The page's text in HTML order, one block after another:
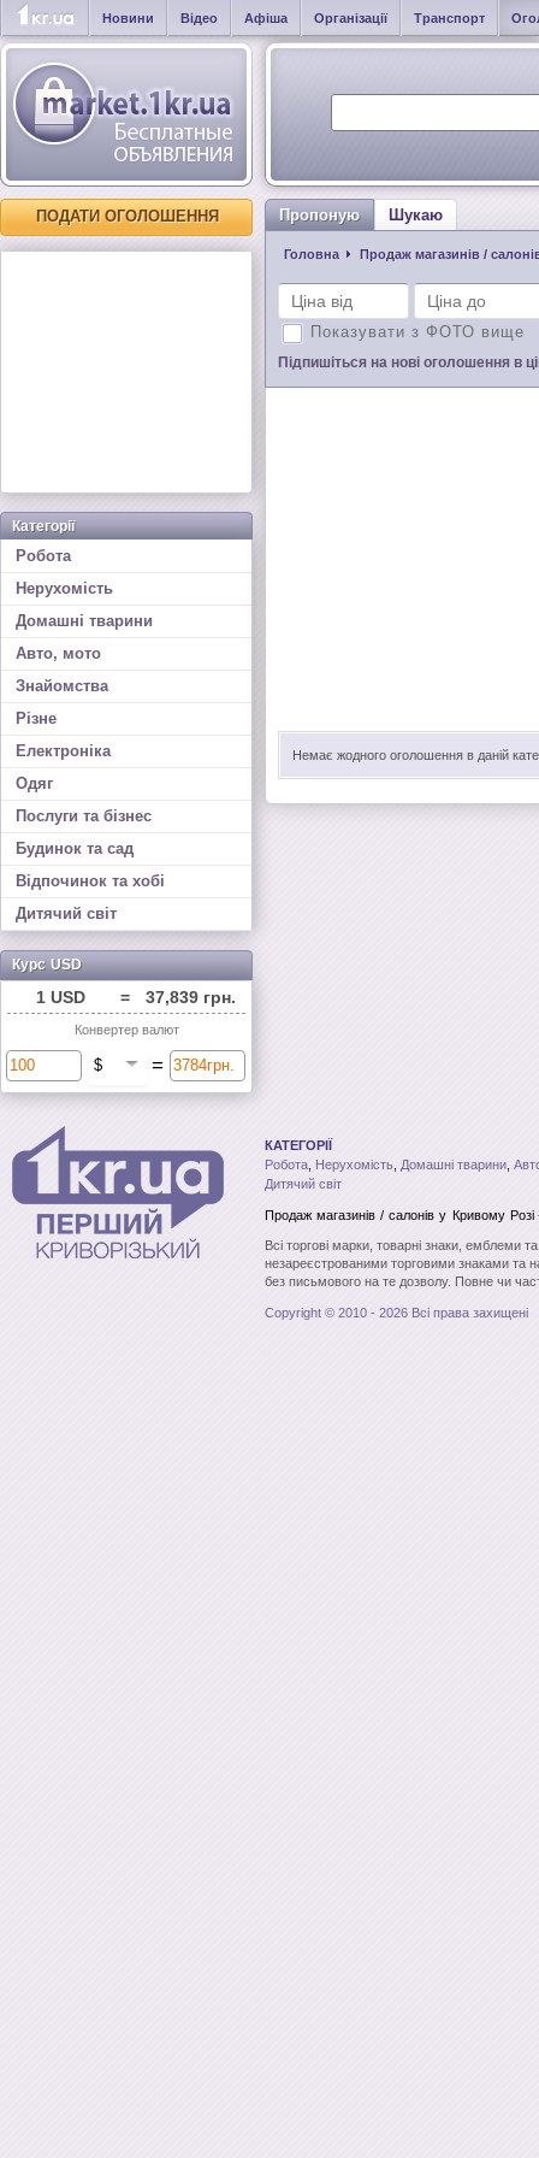
Новини Відео Афіша Організації Транспорт
ПОДАТИ ОГОЛОШЕННЯ
Категорії
Робота
Нерухомість
Домашні тварини
Авто, мото
Знайомства
Різне
Електроніка
Одяг
Послуги та бізнес
Будинок та сад
Відпочинок та хобі
Дитячий світ
Курс USD
1 USD = 37,839 грн.
Конвертер валют
=
Пропоную Шукаю
Головна Продаж магазинів /
Показувати з ФОТО вище
Підпишіться на нові оголошення в
Немає жодного оголошення в даній
КАТЕГОРІЇ
Робота Нерухомість Домашні тварини
Дитячий світ
Продаж магазинів / салонів у Кривому Розі
Всі торгові марки, товарні знаки, емблеми
незареєстрованими торговими знаками та
без письмового на те дозволу. Повне чи
Copyright © 2010 - 2026 Всі права захищені